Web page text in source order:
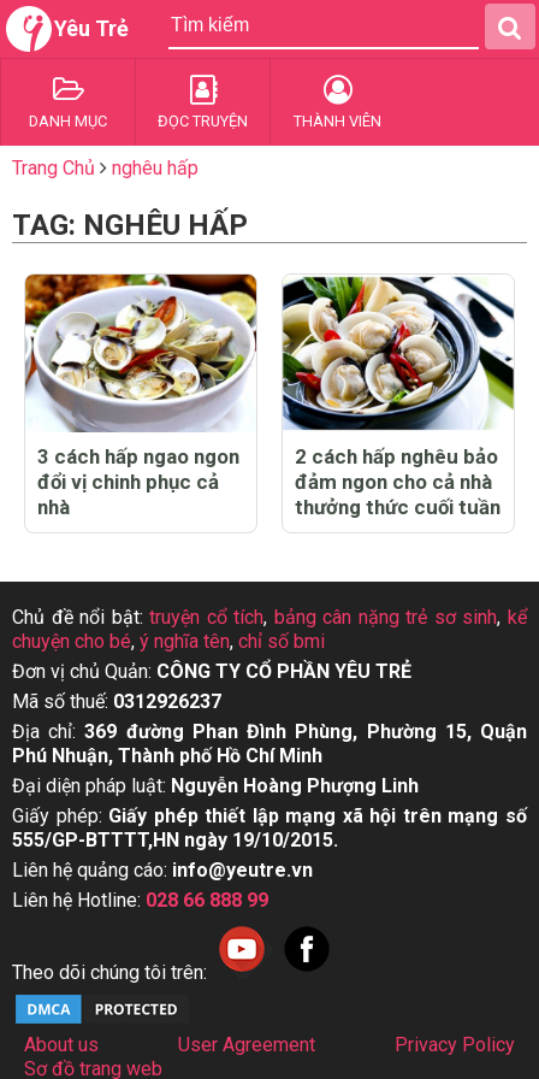
Yêu Trẻ
DANH MỤC ĐỌC TRUYỆN THÀNH VIÊN
Trang Chủ nghêu hấp
TAG: NGHÊU HẤP
3 cách hấp ngao ngon
đổi vị chinh phục cả
nhà
2 cách hấp nghêu bảo
đảm ngon cho cả nhà
thưởng thức cuối tuần
Chủ đề nổi bật:truyện cổ tích, bảng cân nặng trẻ sơ sinh,kể
chuyện cho bé, ý nghĩa tên, chỉ số bmi
Đơn vị chủ Quản: CÔNG TY CỔ PHẦN YÊU TRẺ
Mã số thuế: 0312926237
Địa chỉ:369 đường Phan Đình Phùng, Phường 15, Quận
Phú Nhuận, Thành phố Hồ Chí Minh
Đại diện pháp luật: Nguyễn Hoàng Phượng Linh
Giấy phép: Giấy phép thiết lập mạng xã hội trên mạng số
555/GP-BTTTT,HN ngày 19/10/2015.
Liên hệ quảng cáo: info@yeutre.vn
Liên hệ Hotline: 028 66 888 99
Theo dõi chúng tôi trên:
About us User Agreement
Privacy Policy
Sơ đồ trang web